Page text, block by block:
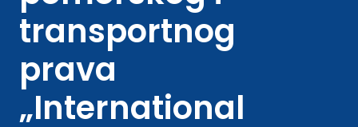
transportnog
prava
„International